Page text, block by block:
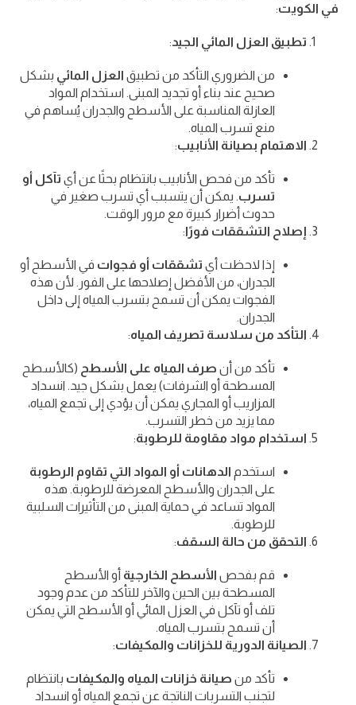
في الكويت:
تطبيق العزل المائي الجيد:
من الضروري التأكد من تطبيق العزل المائي بشكل
صحيح عند بناء أو تجديد المبنى. استخدام المواد
العازلة المناسبة على الأسطح والجدران يُساهم في
منع تسرب المياه.
الاهتمام بصيانة الأنابيب:
تأكد من فحص الأنابيب بانتظام بحثًا عن أي تآكل أو
تسرب. يمكن أن يتسبب أي تسرب صغير في
حدوث أضرار كبيرة مع مرور الوقت.
إصلاح التشققات فورًا:
إذا لاحظت أي تشققات أو فجوات في الأسطح أو
الجدران، من الأفضل إصلاحها على الفور. لأن هذه
الفجوات يمكن أن تسمح بتسرب المياه إلى داخل
الجدران.
التأكد من سلاسة تصريف المياه:
تأكد من أن صرف المياه على الأسطح (كالأسطح
المسطحة أو الشرفات) يعمل بشكل جيد. انسداد
المزاريب أو المجاري يمكن أن يؤدي إلى تجمع المياه،
مما يزيد من خطر التسرب.
استخدام مواد مقاومة للرطوبة:
استخدم الدهانات أو المواد التي تقاوم الرطوبة
على الجدران والأسطح المعرضة للرطوبة. هذه
المواد تساعد في حماية المبنى من التأثيرات السلبية
للرطوبة.
التحقق من حالة السقف:
قم بفحص الأسطح الخارجية أو الأسطح
المسطحة بين الحين والآخر للتأكد من عدم وجود
تلف أو تآكل في العزل المائي أو الأسطح التي يمكن
أن تسمح بتسرب المياه.
الصيانة الدورية للخزانات والمكيفات:
تأكد من صيانة خزانات المياه والمكيفات بانتظام
لتجنب التسربات الناتجة عن تجمع المياه أو انسداد